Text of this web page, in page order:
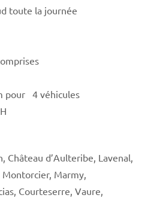
toute la journée
pour 4 véhicules
Château d’Aulteribe, Lavenal,
Montorcier, Marmy,
Courteserre, Vaure,